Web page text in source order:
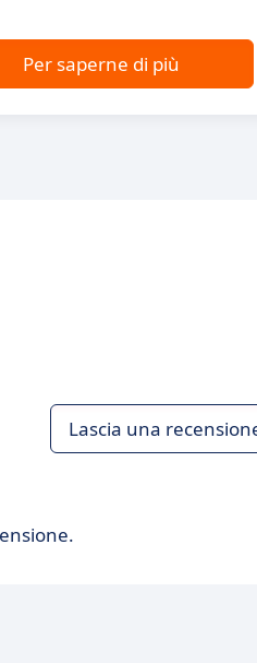
Per saperne di più
Lascia una